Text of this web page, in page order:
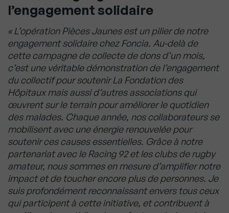
l’engagement solidaire
« L’opération Pièces Jaunes est un pilier de notre
engagement solidaire chez Foncia. Au-delà de
cette campagne de collecte de dons d’un mois,
c’est une véritable démonstration de l’engagement
du collectif pour soutenir La Fondation des
Hôpitaux mais aussi d’autres associations qui
œuvrent sur le terrain pour améliorer le quotidien
des malades. Chaque année, nos collaborateurs se
mobilisent avec une énergie renouvelée pour
soutenir ces causes essentielles. Grâce à notre
partenariat avec le Racing 92 et les clubs de rugby
amateur, nous sommes en mesure d’amplifier notre
impact et de toucher encore plus de personnes. Je
suis profondément reconnaissant envers tous ceux
qui participent à cette initiative, et contribuent à